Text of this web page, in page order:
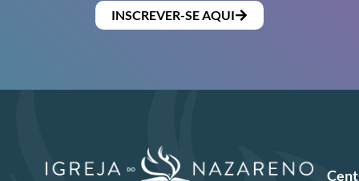
INSCREVER-SE AQUI